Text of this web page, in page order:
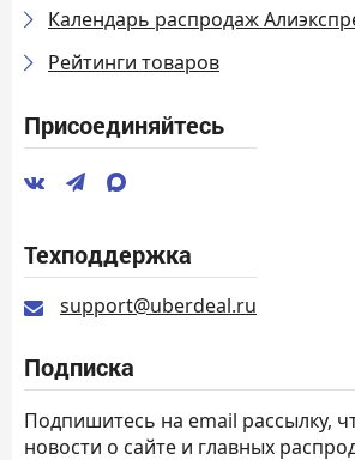
Календарь распродаж
Рейтинги товаров
Присоединяйтесь
Техподдержка
support@uberdeal.ru
Подписка
Подпишитесь на email рассылку,
новости о сайте и главных